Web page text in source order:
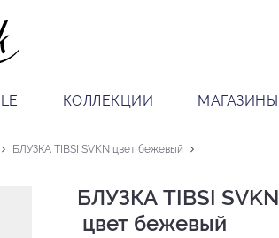
КОЛЛЕКЦИИ МАГАЗИНЫ
БЛУЗКА TIBSI SVKN цвет бежевый
БЛУЗКА TIBSI SVKN
цвет бежевый